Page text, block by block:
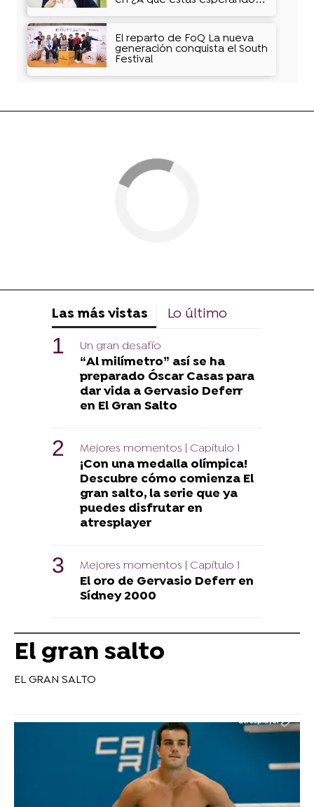
tempestades"
El reparto de FoQ La nueva
generación conquista el South
Festival
Las más vistas Lo último
Un gran desafío
“Al milímetro” así se ha
preparado Óscar Casas para
dar vida a Gervasio Deferr
en El Gran Salto
Mejores momentos | Capítulo 1
¡Con una medalla olímpica!
Descubre cómo comienza El
gran salto, la serie que ya
puedes disfrutar en
atresplayer
Mejores momentos | Capítulo 1
El oro de Gervasio Deferr en
Sídney 2000
El gran salto
EL GRAN SALTO